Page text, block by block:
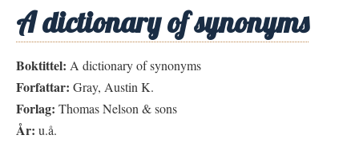
A dictionary of synonyms
Boktittel: A dictionary of synonyms
Forfattar: Gray, Austin K.
Forlag: Thomas Nelson & sons
År: u.å.